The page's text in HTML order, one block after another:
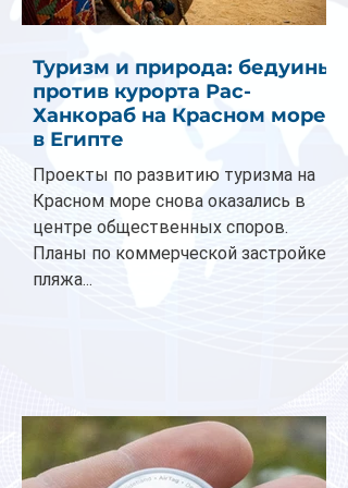
Туризм и природа: бедуины
против курорта Рас-
Ханкораб на Красном море
в Египте
Проекты по развитию туризма на
Красном море снова оказались в
центре общественных споров.
Планы по коммерческой застройке
пляжа...